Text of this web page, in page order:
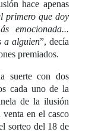
hace apenas
primero que doy
emocionada...
a alguien”, decía
premiados.
suerte con dos
cada uno de la
de la ilusión
en el casco
sorteo del 18 de